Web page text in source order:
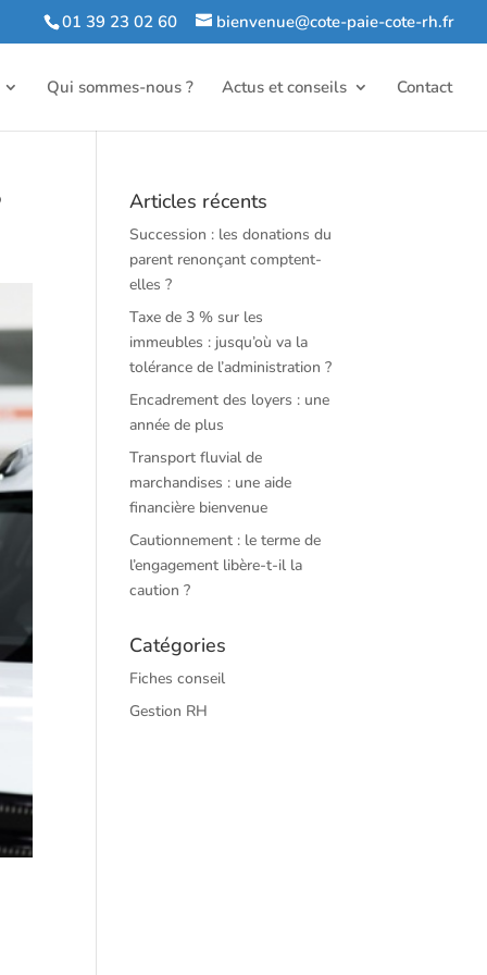
01 39 23 02 60 bienvenue@cote-paie-cote-rh.fr
Qui sommes-nous ? Actus et conseils Contact
Articles récents
Succession : les donations du
parent renonçant comptent-
elles ?
Taxe de 3 % sur les
immeubles : jusqu’où va la
tolérance de l’administration ?
Encadrement des loyers : une
année de plus
Transport fluvial de
marchandises : une aide
financière bienvenue
Cautionnement : le terme de
l’engagement libère-t-il la
caution ?
Catégories
Fiches conseil
Gestion RH